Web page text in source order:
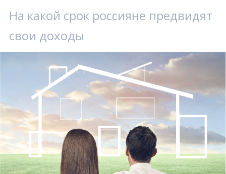
На какой срок россияне предвидят
свои доходы